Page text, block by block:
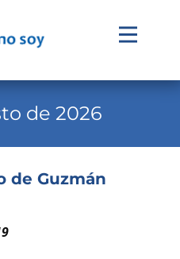
de 2026
de Guzmán